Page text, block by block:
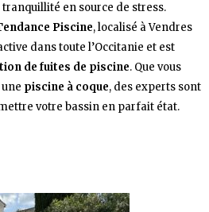
en source de stress.
Piscine, localisé à Vendres
dans toute l’Occitanie et est
de fuites de piscine. Que vous
une piscine à coque, des experts sont
votre bassin en parfait état.